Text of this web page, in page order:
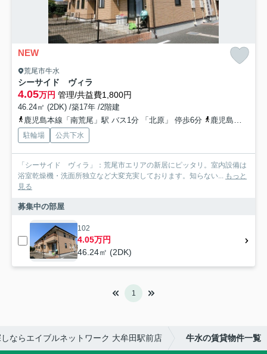
NEW
荒尾市牛水
シーサイド ヴィラ
4.05万円 管理/共益費1,800円
46.24㎡ (2DK) /築17年 /2階建
鹿児島本線「南荒尾」駅 バス1分 「北原」 停歩6分
鹿児島本線「荒尾」駅 バス13分 「北原」 停歩6分
駐輪場 公共下水
「シーサイド ヴィラ」：荒尾市エリアの新居にピッタリ。室内設備は
浴室乾燥機・洗面所独立など大変充実しております。知らない... もっと
見る
募集中の部屋
102
4.05万円
46.24㎡ (2DK)
1
ならエイブルネットワーク 大牟田駅前店 牛水の賃貸物件一覧